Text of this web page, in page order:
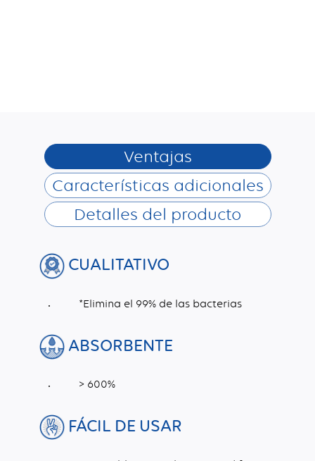
Ventajas
Características adicionales
Detalles del producto
CUALITATIVO
*Elimina el 99% de las bacterias
ABSORBENTE
> 600%
FÁCIL DE USAR